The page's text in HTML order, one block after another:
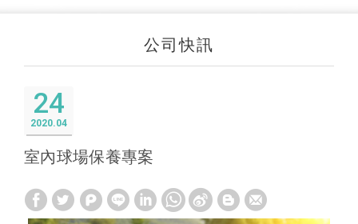
公司快訊
24
04
2020
室內球場保養專案